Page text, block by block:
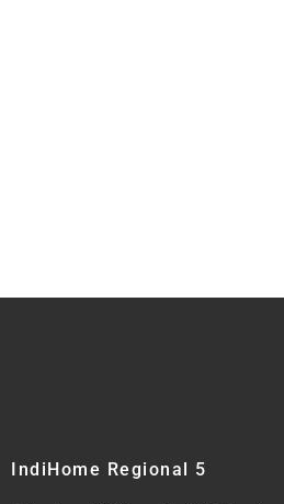
IndiHome Regional 5